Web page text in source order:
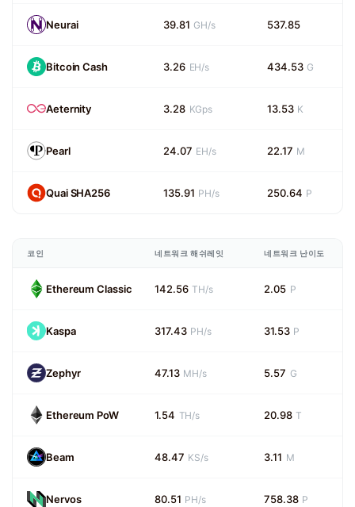
Neurai 39.81 GH/s 537.85
Bitcoin Cash 3.26 EH/s 434.53 G
Aeternity 3.28 KGps 13.53 K
Pearl 24.07 EH/s 22.17 M
Quai SHA256 135.91 PH/s 250.64 P
코인 네트워크 해쉬레잇 네트워크 난이도
Ethereum Classic 142.56 TH/s 2.05 P
Kaspa 317.43 PH/s 31.53 P
Zephyr 47.13 MH/s 5.57 G
Ethereum PoW 1.54 TH/s 20.98 T
Beam 48.47 KS/s 3.11 M
Nervos 80.51 PH/s 758.38 P